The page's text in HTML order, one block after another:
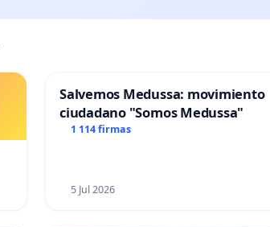
Salvemos Medussa: movimiento
ciudadano "Somos Medussa"
1 114 firmas
5 Jul 2026